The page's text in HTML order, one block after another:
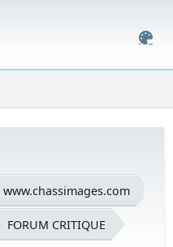
FORUM CRITIQUE